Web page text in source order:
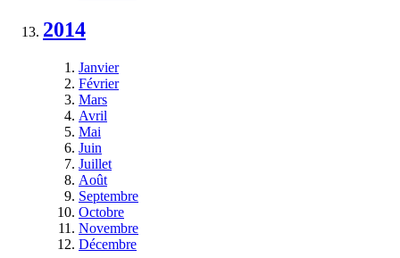
2014
Janvier
Février
Mars
Avril
Mai
Juin
Juillet
Août
Septembre
Octobre
Novembre
Décembre